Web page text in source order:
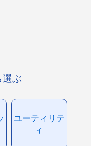
選ぶ
ユーティリテ
ィ